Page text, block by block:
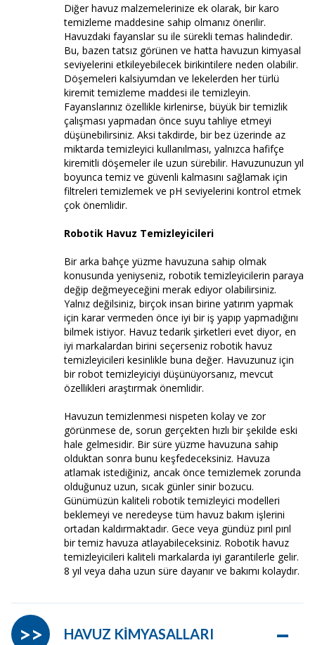
Diğer havuz malzemelerinize ek olarak, bir karo
temizleme maddesine sahip olmanız önerilir.
Havuzdaki fayanslar su ile sürekli temas halindedir.
Bu, bazen tatsız görünen ve hatta havuzun kimyasal
seviyelerini etkileyebilecek birikintilere neden olabilir.
Döşemeleri kalsiyumdan ve lekelerden her türlü
kiremit temizleme maddesi ile temizleyin.
Fayanslarınız özellikle kirlenirse, büyük bir temizlik
çalışması yapmadan önce suyu tahliye etmeyi
düşünebilirsiniz. Aksi takdirde, bir bez üzerinde az
miktarda temizleyici kullanılması, yalnızca hafifçe
kiremitli döşemeler ile uzun sürebilir. Havuzunuzun yıl
boyunca temiz ve güvenli kalmasını sağlamak için
filtreleri temizlemek ve pH seviyelerini kontrol etmek
çok önemlidir.
Robotik Havuz Temizleyicileri
Bir arka bahçe yüzme havuzuna sahip olmak
konusunda yeniyseniz, robotik temizleyicilerin paraya
değip değmeyeceğini merak ediyor olabilirsiniz.
Yalnız değilsiniz, birçok insan birine yatırım yapmak
için karar vermeden önce iyi bir iş yapıp yapmadığını
bilmek istiyor. Havuz tedarik şirketleri evet diyor, en
iyi markalardan birini seçerseniz robotik havuz
temizleyicileri kesinlikle buna değer. Havuzunuz için
bir robot temizleyiciyi düşünüyorsanız, mevcut
özellikleri araştırmak önemlidir.
Havuzun temizlenmesi nispeten kolay ve zor
görünmese de, sorun gerçekten hızlı bir şekilde eski
hale gelmesidir. Bir süre yüzme havuzuna sahip
olduktan sonra bunu keşfedeceksiniz. Havuza
atlamak istediğiniz, ancak önce temizlemek zorunda
olduğunuz uzun, sıcak günler sinir bozucu.
Günümüzün kaliteli robotik temizleyici modelleri
beklemeyi ve neredeyse tüm havuz bakım işlerini
ortadan kaldırmaktadır. Gece veya gündüz pırıl pırıl
bir temiz havuza atlayabileceksiniz. Robotik havuz
temizleyicileri kaliteli markalarda iyi garantilerle gelir.
8 yıl veya daha uzun süre dayanır ve bakımı kolaydır.
HAVUZ KİMYASALLARI –
>>